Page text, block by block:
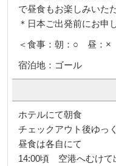
で昼食もお楽しみいた
＊日本ご出発前にお申
＜食事：朝：○ 昼：
宿泊地：ゴール
ホテルにて朝食
チェックアウト後ゆっ
昼食は各自にて
14:00頃 空港へむけて